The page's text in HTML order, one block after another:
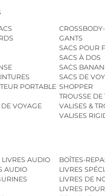
GANTS
SACS POUR
SACS À DOS
SACS
SACS DE
PORTABLE SHOPPER
TROUSSE DE
VOYAGE
VALISES &
VALISES
LIVRES AUDIO
BOÎTES-
AUDIO
LIVRES
LIVRES DE
LIVRES